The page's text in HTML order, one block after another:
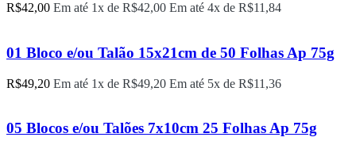
R$42,00 Em até 1x de R$42,00 Em até 4x de R$11,84
01 Bloco e/ou Talão 15x21cm de 50 Folhas Ap 75g
R$49,20 Em até 1x de R$49,20 Em até 5x de R$11,36
05 Blocos e/ou Talões 7x10cm 25 Folhas Ap 75g